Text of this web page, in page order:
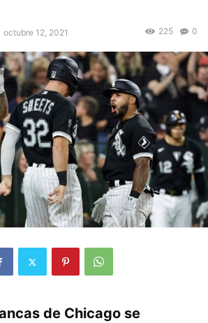
octubre 12, 2021 0
225
de Chicago se